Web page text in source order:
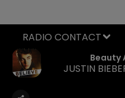
Beauty
JUSTIN